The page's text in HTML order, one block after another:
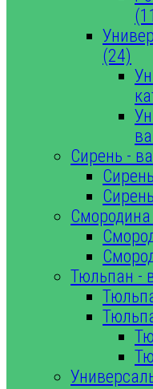
(24)
Сирень -
Тюльпан -